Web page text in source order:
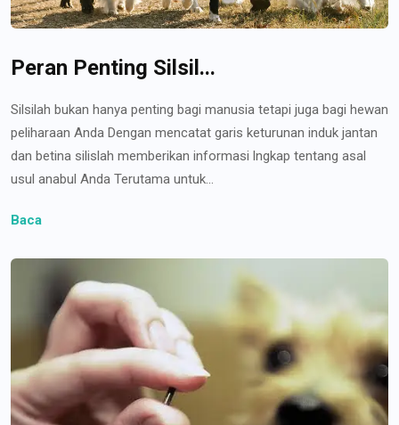
Peran Penting Silsil...
Silsilah bukan hanya penting bagi manusia tetapi juga bagi hewan
peliharaan Anda Dengan mencatat garis keturunan induk jantan
dan betina silislah memberikan informasi lngkap tentang asal
usul anabul Anda Terutama untuk...
Baca